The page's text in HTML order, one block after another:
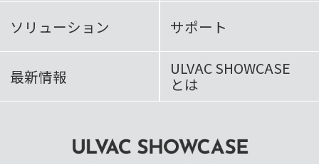
ソリューション サポート
最新情報 ULVAC SHOWCASE
とは